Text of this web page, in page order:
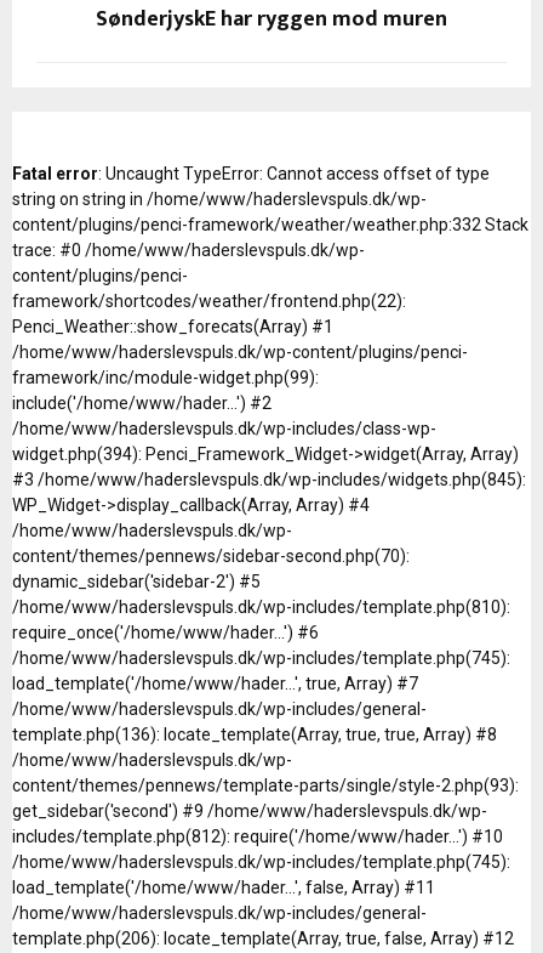
SønderjyskE har ryggen mod muren
Fatal error: Uncaught TypeError: Cannot access offset of type
string on string in /home/www/haderslevspuls.dk/wp-
content/plugins/penci-framework/weather/weather.php:332 Stack
trace: #0 /home/www/haderslevspuls.dk/wp-
content/plugins/penci-
framework/shortcodes/weather/frontend.php(22):
Penci_Weather::show_forecats(Array) #1
/home/www/haderslevspuls.dk/wp-content/plugins/penci-
framework/inc/module-widget.php(99):
include('/home/www/hader...') #2
/home/www/haderslevspuls.dk/wp-includes/class-wp-
widget.php(394): Penci_Framework_Widget->widget(Array, Array)
#3 /home/www/haderslevspuls.dk/wp-includes/widgets.php(845):
WP_Widget->display_callback(Array, Array) #4
/home/www/haderslevspuls.dk/wp-
content/themes/pennews/sidebar-second.php(70):
dynamic_sidebar('sidebar-2') #5
/home/www/haderslevspuls.dk/wp-includes/template.php(810):
require_once('/home/www/hader...') #6
/home/www/haderslevspuls.dk/wp-includes/template.php(745):
load_template('/home/www/hader...', true, Array) #7
/home/www/haderslevspuls.dk/wp-includes/general-
template.php(136): locate_template(Array, true, true, Array) #8
/home/www/haderslevspuls.dk/wp-
content/themes/pennews/template-parts/single/style-2.php(93):
get_sidebar('second') #9 /home/www/haderslevspuls.dk/wp-
includes/template.php(812): require('/home/www/hader...') #10
/home/www/haderslevspuls.dk/wp-includes/template.php(745):
load_template('/home/www/hader...', false, Array) #11
/home/www/haderslevspuls.dk/wp-includes/general-
template.php(206): locate_template(Array, true, false, Array) #12